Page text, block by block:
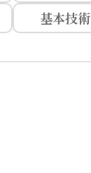
基本技術